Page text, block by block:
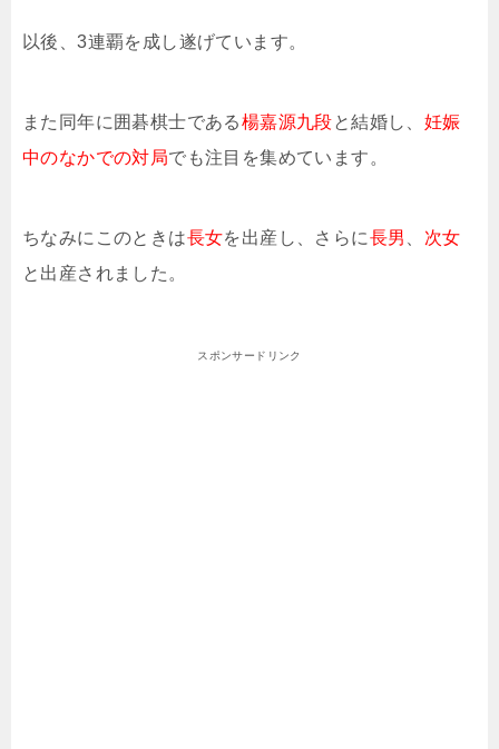
以後、3連覇を成し遂げています。
また同年に囲碁棋士である楊嘉源九段と結婚し、 妊娠
中のなかでの対局でも注目を集めています。
ちなみにこのときは長女を出産し、さらに長男
次女
と出産されました。
スポンサードリンク